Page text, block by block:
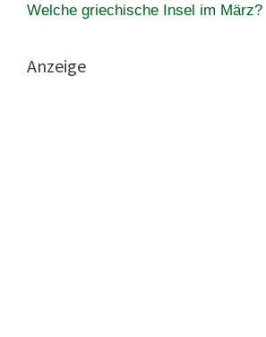
Welche griechische Insel im März?
Anzeige